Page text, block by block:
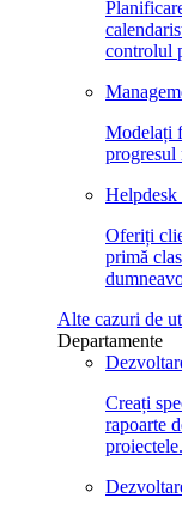
controlul
Modelați
progresul
Helpdesk
Oferiți
primă
Alte cazuri de
Departamente
Creați
rapoarte
proiectele.